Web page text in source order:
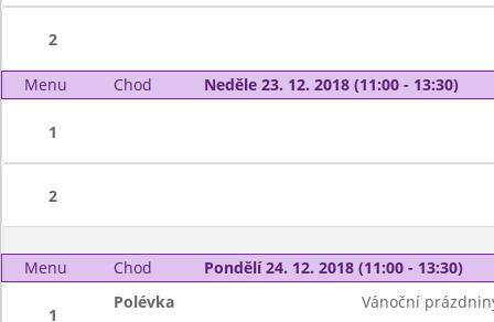
2
Menu Chod Neděle 23. 12. 2018 (11:00 - 13:30)
1
2
Menu Chod Pondělí 24. 12. 2018 (11:00 - 13:30)
1
Polévka Vánoční